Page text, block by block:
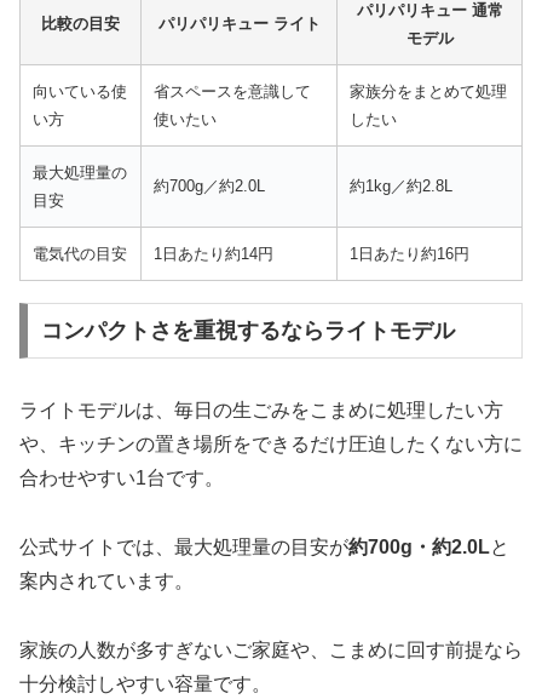
比較の目安 パリパリキュー ライト
パリパリキュー 通常
モデル
向いている使
い方
省スペースを意識して
使いたい
家族分をまとめて処理
したい
最大処理量の
目安
約700g／約2.0L 約1kg／約2.8L
電気代の目安 1日あたり約14円 1日あたり約16円
コンパクトさを重視するならライトモデル
ライトモデルは、毎日の生ごみをこまめに処理したい方
や、キッチンの置き場所をできるだけ圧迫したくない方に
合わせやすい1台です。
公式サイトでは、最大処理量の目安が約700g・約2.0Lと
案内されています。
家族の人数が多すぎないご家庭や、こまめに回す前提なら
十分検討しやすい容量です。